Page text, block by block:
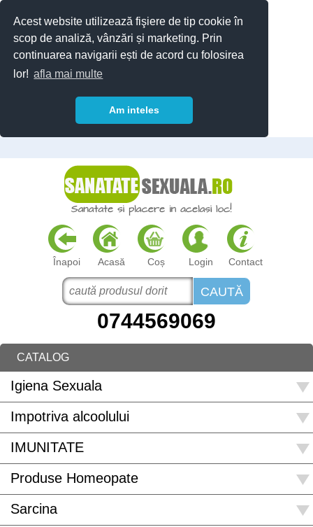
Acest website utilizează fişiere de tip cookie în
scop de analiză, vânzări și marketing. Prin
continuarea navigarii ești de acord cu folosirea
lor! afla mai multe
Am inteles
Înapoi Acasă Coș Login Contact
0744569069
CATALOG
Igiena Sexuala
Impotriva alcoolului
IMUNITATE
Produse Homeopate
Sarcina